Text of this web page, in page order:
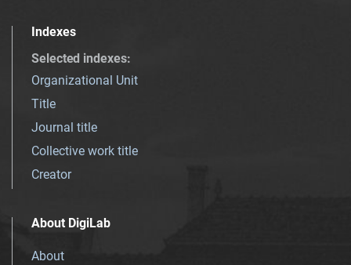
Indexes
Selected indexes:
Organizational Unit
Title
Journal title
Collective work title
Creator
About DigiLab
About